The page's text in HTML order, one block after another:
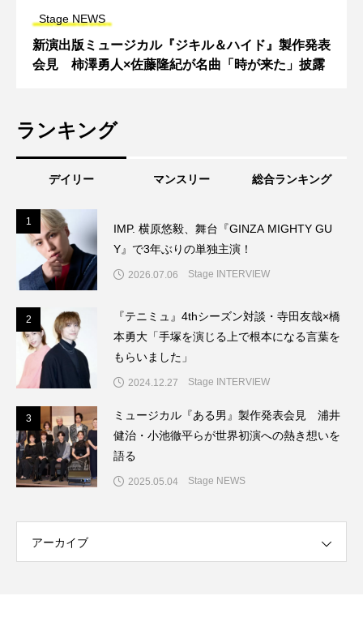
Stage NEWS
新演出版ミュージカル『ジキル＆ハイド』製作発表
会見 柿澤勇人×佐藤隆紀が名曲「時が来た」披露
ランキング
デイリー マンスリー 総合ランキング
1
IMP. 横原悠毅、舞台『GINZA MIGHTY GU
Y』で3年ぶりの単独主演！
2026.07.06 Stage INTERVIEW
2
『テニミュ』4thシーズン対談・寺田友哉×橋
本勇大「手塚を演じる上で根本になる言葉を
もらいました」
2024.12.27 Stage INTERVIEW
3
ミュージカル『ある男』製作発表会見 浦井
健治・小池徹平らが世界初演への熱き想いを
語る
2025.05.04 Stage NEWS
アーカイブ